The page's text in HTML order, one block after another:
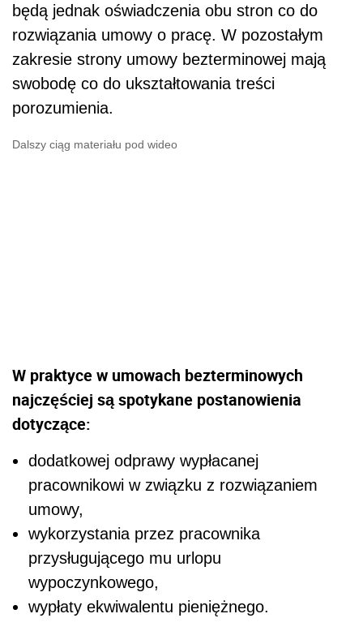
będą jednak oświadczenia obu stron co do
rozwiązania umowy o pracę. W pozostałym
zakresie strony umowy bezterminowej mają
swobodę co do ukształtowania treści
porozumienia.
Dalszy ciąg materiału pod wideo
W praktyce w umowach bezterminowych
najczęściej są spotykane postanowienia
dotyczące:
dodatkowej odprawy wypłacanej
pracownikowi w związku z rozwiązaniem
umowy,
wykorzystania przez pracownika
przysługującego mu urlopu
wypoczynkowego,
wypłaty ekwiwalentu pieniężnego.